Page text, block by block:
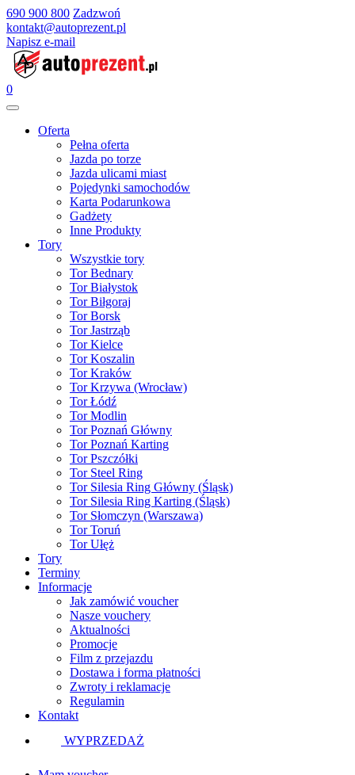
690 900 800 Zadzwoń
kontakt@autoprezent.pl
Napisz e-mail
0
Oferta
Pełna oferta
Jazda po torze
Jazda ulicami miast
Pojedynki samochodów
Karta Podarunkowa
Gadżety
Inne Produkty
Tory
Wszystkie tory
Tor Bednary
Tor Białystok
Tor Biłgoraj
Tor Borsk
Tor Jastrząb
Tor Kielce
Tor Koszalin
Tor Kraków
Tor Krzywa (Wrocław)
Tor Łódź
Tor Modlin
Tor Poznań Główny
Tor Poznań Karting
Tor Pszczółki
Tor Steel Ring
Tor Silesia Ring Główny (Śląsk)
Tor Silesia Ring Karting (Śląsk)
Tor Słomczyn (Warszawa)
Tor Toruń
Tor Ułęż
Tory
Terminy
Informacje
Jak zamówić voucher
Nasze vouchery
Aktualności
Promocje
Film z przejazdu
Dostawa i forma płatności
Zwroty i reklamacje
Regulamin
Kontakt
WYPRZEDAŻ